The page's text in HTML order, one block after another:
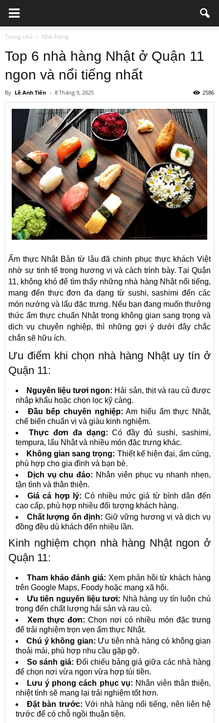
Trang chủ Nhà Hàng
Top 6 nhà hàng Nhật ở Quận 11
ngon và nổi tiếng nhất
By Lê Anh Tiến - 8 Tháng 9, 2025 2586
Ẩm thực Nhật Bản từ lâu đã chinh phục thực khách Việt
nhờ sự tinh tế trong hương vị và cách trình bày. Tại Quận
11, không khó để tìm thấy những nhà hàng Nhật nổi tiếng,
mang đến thực đơn đa dạng từ sushi, sashimi đến các
món nướng và lẩu đặc trưng. Nếu bạn đang muốn thưởng
thức ẩm thực chuẩn Nhật trong không gian sang trọng và
dịch vụ chuyên nghiệp, thì những gợi ý dưới đây chắc
chắn sẽ hữu ích.
Ưu điểm khi chọn nhà hàng Nhật uy tín ở
Quận 11:
Nguyên liệu tươi ngon: Hải sản, thịt và rau củ được
nhập khẩu hoặc chọn lọc kỹ càng.
Đầu bếp chuyên nghiệp: Am hiểu ẩm thực Nhật,
chế biến chuẩn vị và giàu kinh nghiệm.
Thực đơn đa dạng: Có đầy đủ sushi, sashimi,
tempura, lẩu Nhật và nhiều món đặc trưng khác.
Không gian sang trọng: Thiết kế hiện đại, ấm cúng,
phù hợp cho gia đình và bạn bè.
Dịch vụ chu đáo: Nhân viên phục vụ nhanh nhẹn,
tận tình và thân thiện.
Giá cả hợp lý: Có nhiều mức giá từ bình dân đến
cao cấp, phù hợp nhiều đối tượng khách hàng.
Chất lượng ổn định: Giữ vững hương vị và dịch vụ
đồng đều dù khách đến nhiều lần.
Kinh nghiệm chọn nhà hàng Nhật ngon ở
Quận 11:
Tham khảo đánh giá: Xem phản hồi từ khách hàng
trên Google Maps, Foody hoặc mạng xã hội.
Ưu tiên nguyên liệu tươi: Nhà hàng uy tín luôn chú
trọng đến chất lượng hải sản và rau củ.
Xem thực đơn: Chọn nơi có nhiều món đặc trưng
để trải nghiệm trọn vẹn ẩm thực Nhật.
Chú ý không gian: Ưu tiên nhà hàng có không gian
thoải mái, phù hợp nhu cầu gặp gỡ.
So sánh giá: Đối chiếu bảng giá giữa các nhà hàng
để chọn nơi vừa ngon vừa hợp túi tiền.
Lưu ý phong cách phục vụ: Nhân viên thân thiện,
nhiệt tình sẽ mang lại trải nghiệm tốt hơn.
Đặt bàn trước: Với nhà hàng nổi tiếng, nên liên hệ
trước để có chỗ ngồi thuận tiện.